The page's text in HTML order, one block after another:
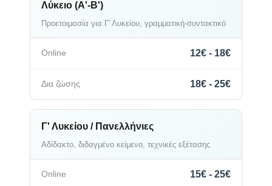
Λύκειο (Α'-Β')
Προετοιμασία για Γ' Λυκείου, γραμματική-συντακτικό
12€ - 18€
18€ - 25€
Γ' Λυκείου / Πανελλήνιες
Αδίδακτο, διδαγμένο κείμενο, τεχνικές εξέτασης
15€ - 25€